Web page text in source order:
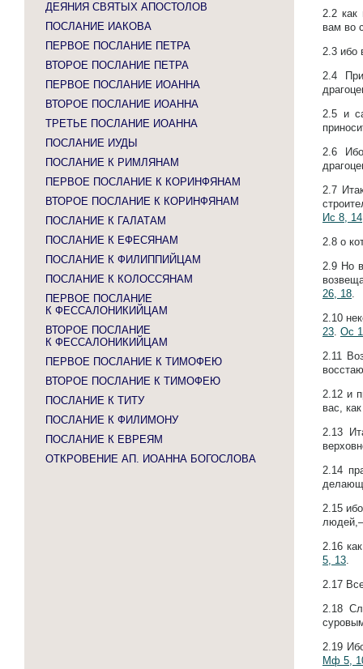
ДЕЯНИЯ СВЯТЫХ АПОСТОЛОВ
ПОСЛАНИЕ ИАКОВА
ПЕРВОЕ ПОСЛАНИЕ ПЕТРА
ВТОРОЕ ПОСЛАНИЕ ПЕТРА
ПЕРВОЕ ПОСЛАНИЕ ИОАННА
ВТОРОЕ ПОСЛАНИЕ ИОАННА
ТРЕТЬЕ ПОСЛАНИЕ ИОАННА
ПОСЛАНИЕ ИУДЫ
ПОСЛАНИЕ К РИМЛЯНАМ
ПЕРВОЕ ПОСЛАНИЕ К КОРИНФЯНАМ
ВТОРОЕ ПОСЛАНИЕ К КОРИНФЯНАМ
ПОСЛАНИЕ К ГАЛАТАМ
ПОСЛАНИЕ К ЕФЕСЯНАМ
ПОСЛАНИЕ К ФИЛИППИЙЦАМ
ПОСЛАНИЕ К КОЛОССЯНАМ
ПЕРВОЕ ПОСЛАНИЕ
К ФЕССАЛОНИКИЙЦАМ
ВТОРОЕ ПОСЛАНИЕ
К ФЕССАЛОНИКИЙЦАМ
ПЕРВОЕ ПОСЛАНИЕ К ТИМОФЕЮ
ВТОРОЕ ПОСЛАНИЕ К ТИМОФЕЮ
ПОСЛАНИЕ К ТИТУ
ПОСЛАНИЕ К ФИЛИМОНУ
ПОСЛАНИЕ К ЕВРЕЯМ
ОТКРОВЕНИЕ АП. ИОАННА БОГОСЛОВА
2.2 как
вам во
2.3 ибо
2.4
2.5 и
2.6
2.7
Ис 8, 14
2.8 о
2.9 Но
26, 18.
2.10
23. Ос
2.11
2.12 и
вас,
2.13
2.14
2.15
людей,–
2.16
5, 13.
2.17
2.18
2.19
Мф 5,